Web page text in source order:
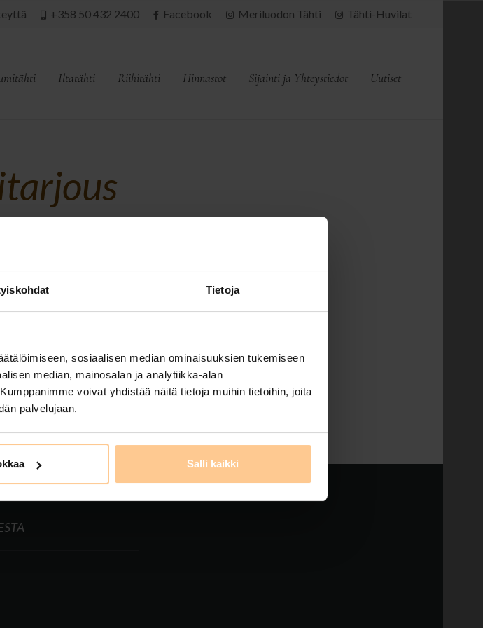
Tietoja
sosiaalisen median ominaisuuksien tukemiseen
median, mainosalan ja analytiikka-alan
voivat yhdistää näitä tietoja muihin tietoihin, joita
palvelujaan.
Salli kaikki
+358 50 432 2400 Facebook Meriluodon Tähti Tähti-Huvilat
Iltatähti Riihitähti Hinnastot Sijainti ja Yhteystiedot Uutiset